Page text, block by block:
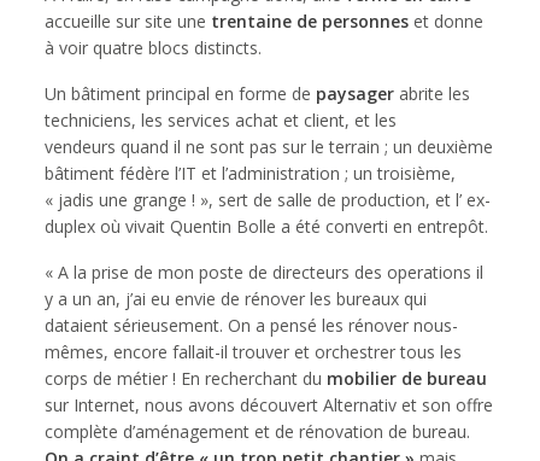
accueille sur site une trentaine de personnes et donne
à voir quatre blocs distincts.
Un bâtiment principal en forme de paysager abrite les
techniciens, les services achat et client, et les
vendeurs quand il ne sont pas sur le terrain ; un deuxième
bâtiment fédère l’IT et l’administration ; un troisième,
« jadis une grange ! », sert de salle de production, et l’ ex-
duplex où vivait Quentin Bolle a été converti en entrepôt.
« A la prise de mon poste de directeurs des operations il
y a un an, j’ai eu envie de rénover les bureaux qui
dataient sérieusement. On a pensé les rénover nous-
mêmes, encore fallait-il trouver et orchestrer tous les
corps de métier ! En recherchant du mobilier de bureau
sur Internet, nous avons découvert Alternativ et son offre
complète d’aménagement et de rénovation de bureau.